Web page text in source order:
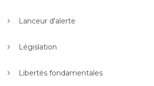
Lanceur d'alerte
Législation
Libertés fondamentales